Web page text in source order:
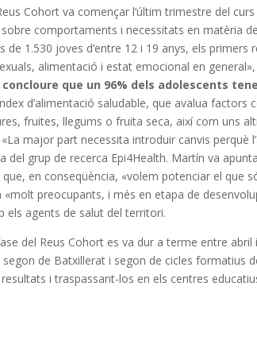
Cohort va començar l’últim trimestre del
sobre comportaments i necessitats en matèria
de 1.530 joves d’entre 12 i 19 anys, els
alimentació i estat emocional en
concloure que un 96% dels adolescents
d’alimentació saludable, que avalua
fruites, llegums o fruita seca, així com uns
major part necessita introduir canvis
del grup de recerca Epi4Health. Martín va
en conseqüència, «volem potenciar el que
«molt preocupants, i més en etapa de
els agents de salut del territori.
del Reus Cohort es va dur a terme entre
segon de Batxillerat i segon de cicles formatius
i traspassant-los en els centres